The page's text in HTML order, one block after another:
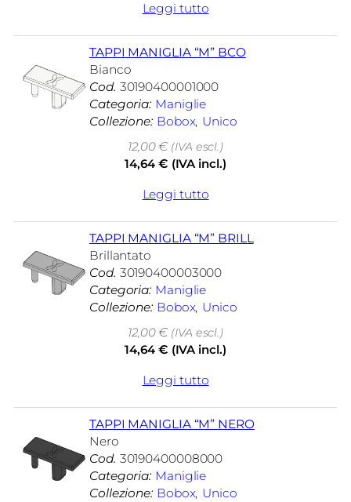
Leggi tutto
TAPPI MANIGLIA “M” BCO
Cod. 30190400001000
Bianco
Categoria: Maniglie
Collezione: Bobox, Unico
12,00€(IVA escl.)
14,64 € (IVA incl.)
Leggi tutto
TAPPI MANIGLIA “M” BRILL
Cod. 30190400003000
Brillantato
Categoria: Maniglie
Collezione: Bobox, Unico
12,00€(IVA escl.)
14,64 € (IVA incl.)
Leggi tutto
TAPPI MANIGLIA “M” NERO
Cod. 30190400008000
Nero
Categoria: Maniglie
Collezione: Bobox, Unico